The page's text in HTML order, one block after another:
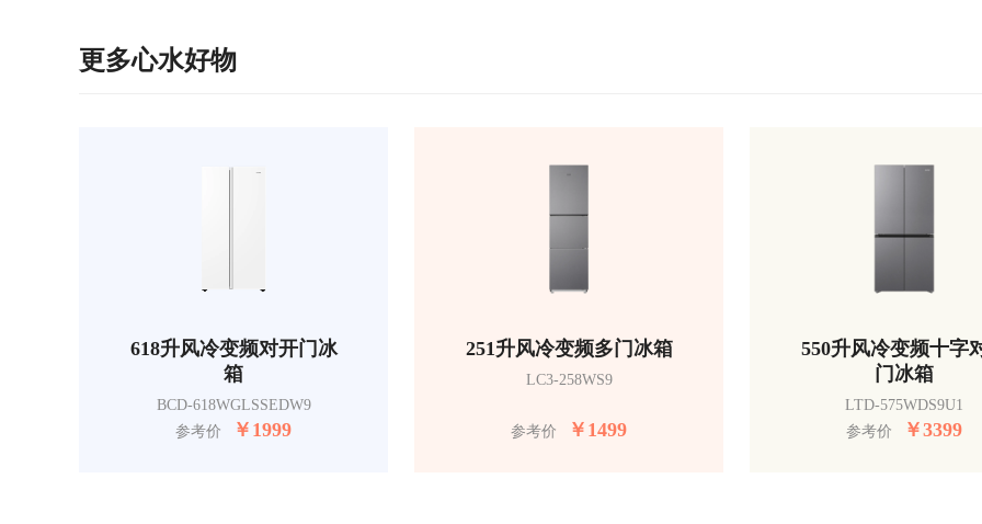
更多心水好物
618升风冷变频对开门冰
箱
BCD-618WGLSSEDW9
参考价
￥ 1999
251升风冷变频多门冰箱
LC3-258WS9
参考价 ￥ 1499
550升风冷变频十字
门冰箱
LTD-575WDS9U1
参考价
￥3399